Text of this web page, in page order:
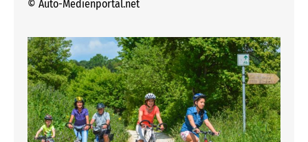
© Auto-Medienportal.net